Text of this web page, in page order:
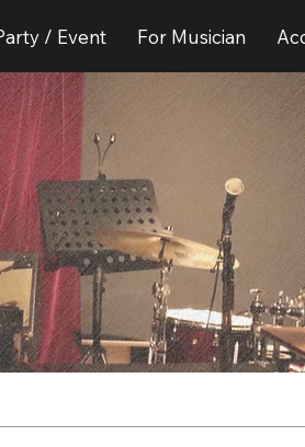
/ Event For Musician